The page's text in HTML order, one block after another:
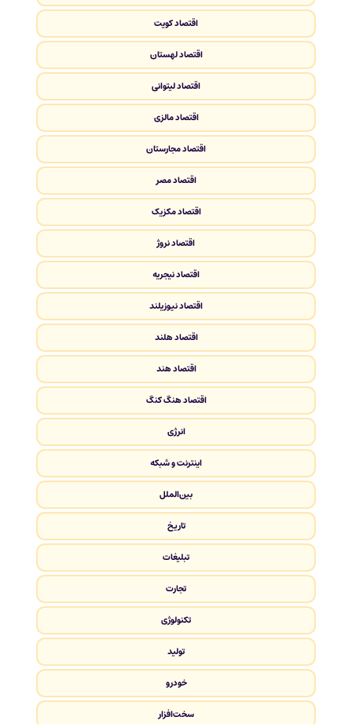
اقتصاد کویت
اقتصاد لهستان
اقتصاد لیتوانی
اقتصاد مالزی
اقتصاد مجارستان
اقتصاد مصر
اقتصاد مکزیک
اقتصاد نروژ
اقتصاد نیجریه
اقتصاد نیوزیلند
اقتصاد هلند
اقتصاد هند
اقتصاد هنگ کنگ
انرژی
اینترنت و شبکه
بین‌الملل
تاریخ
تبلیغات
تجارت
تکنولوژی
تولید
خودرو
سخت‌افزار